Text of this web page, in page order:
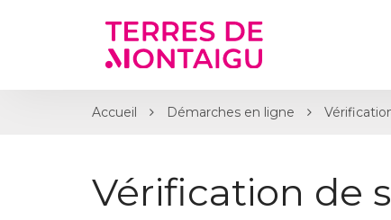
Accueil Démarches en ligne
Vérification de